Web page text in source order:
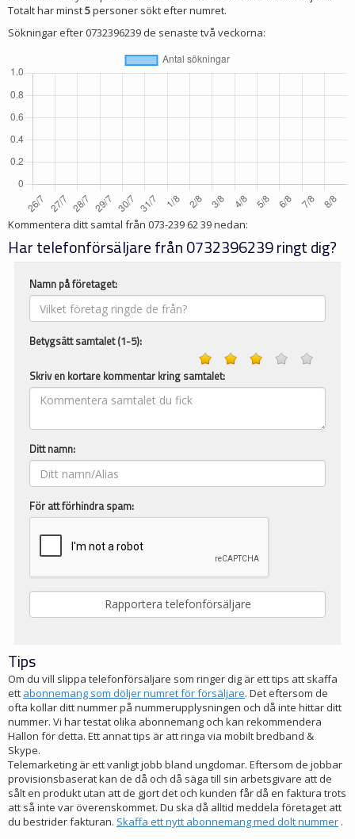
Totalt har minst5personer sökt efter numret.
Sökningar efter 0732396239 de senaste två veckorna:
Kommentera ditt samtal från 073-239 62 39nedan:
Har telefonförsäljare från 0732396239 ringt dig?
Namn på företaget:
Betygsätt samtalet (1-5):
Skriv en kortare kommentar kring samtalet:
Ditt namn:
För att förhindra spam:
Tips
Om du vill slippa telefonförsäljare som ringer dig är ett tips att skaffa
ett abonnemang som döljer numret för försäljare. Det eftersom de
ofta kollar ditt nummer på nummerupplysningen och då inte hittar ditt
nummer. Vi har testat olika abonnemang och kan rekommendera
Hallon för detta. Ett annat tips är att ringa via mobilt bredband &
Skype.
Telemarketing är ett vanligt jobb bland ungdomar. Eftersom de jobbar
provisionsbaserat kan de då och då säga till sin arbetsgivare att de
sålt en produkt utan att de gjort det och kunden får då en faktura trots
att så inte var överenskommet. Du ska då alltid meddela företaget att
du bestrider fakturan. Skaffa ett nytt abonnemang med dolt nummer .